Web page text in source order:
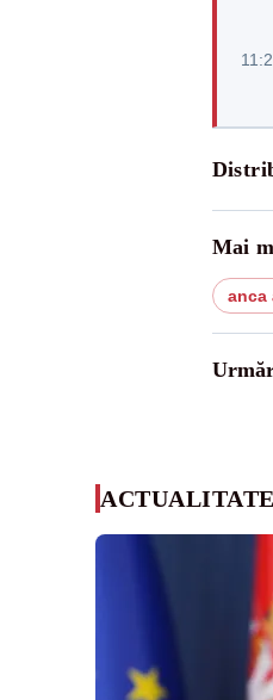
Mai
anca
ACTUALITATE